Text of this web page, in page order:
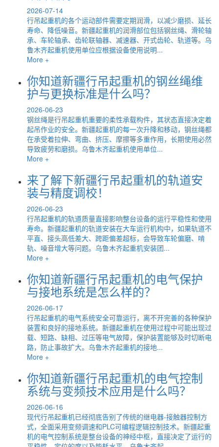
2026-07-14
行吊起重机的各个运动部件需要定期润滑，以减少磨损、延长
寿命、降低噪音。新疆起重机的润滑部位包括钢丝绳、滑轮轴
承、车轮轴承、齿轮联轴器、减速器、开式齿轮、轨道等。乌
鲁木齐起重机使用单位应根据设备使用说明...
More +
你知道新疆行吊起重机的钢丝绳维
护与更换标准是什么吗？
2026-06-23
钢丝绳是行吊起重机重要的柔性承载构件，其状态直接决定着
起吊作业的安全。新疆起重机的每一次升降和移动，钢丝绳都
在承受着拉伸、弯曲、挤压、摩擦等多重作用，长期使用必然
导致疲劳和磨损。乌鲁木齐起重机使用单位...
More +
来了解下新疆行吊起重机的轨道安
装与精度调校！
2026-06-23
行吊起重机的轨道质量直接影响整台设备的运行平稳性和使用
寿命。新疆起重机的轨道安装在大车运行机构中，如果轨道不
平直、接头高低差大、跨距偏差超标，会导致车轮偏磨、啃
轨、噪音增大等问题。乌鲁木齐起重机安装团...
More +
你知道新疆行吊起重机的电气保护
与接地系统是怎么样的？
2026-06-17
行吊起重机的电气系统安全可靠运行，离不开完善的各种保护
装置和良好的接地系统。新疆起重机在使用过程中可能出现过
载、短路、缺相、过压等电气故障，保护装置能够及时切断电
路，防止事故扩大。乌鲁木齐起重机的接地...
More +
你知道新疆行吊起重机的电气控制
系统与变频技术应用是什么吗？
2026-06-16
现代行吊起重机已经彻底告别了传统的继电器-接触器控制方
式，全面采用变频调速和PLC可编程逻辑控制技术。新疆起重
机的电气控制系统是整台设备的神经中枢，直接决定了运行的